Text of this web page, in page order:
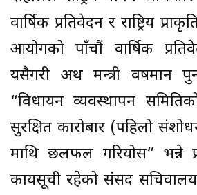
वार्षिक प्रतिवेदन र राष्ट्रिय
आयोगको पाँचौं वार्षिक
यसैगरी अर्थ मन्त्री वर्षमान
“विधायन व्यवस्थापन
सुरक्षित कारोबार (पहिलो
माथि छलफल गरियोस“ भन्ने
कार्यसूची रहेको संसद